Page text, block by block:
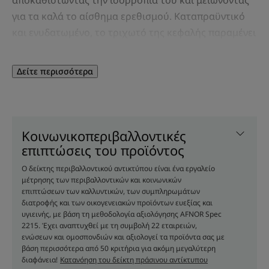
για τα καλά το αίσθημα ερεθισμού. Καταπραϋντικό
αυτός ο μη λιπαρός, μη κολλώδης ορός αφήνει τα
μαλλιά απαλά και λαμπερά με ένα ευχάριστο,
ως αγωγή 7 ημερών.
Πλεονέκτημα
Μια φυσικά σχεδιασμένη σωτήρια φροντίδα SOS* ο
Ορός χωρίς ξέπλυμα με εύκολο στη μεταφορά
φιαλίδιο εξασφαλίζει 24ωρη*** άνεση κάθε στιγμή
της ημέρας, χωρίς να βαραίνει τα μαλλιά.
Δείτε περισσότερα
Κοινωνικοπεριβαλλοντικές
επιπτώσεις του προϊόντος
Ο δείκτης περιβαλλοντικού αντικτύπου είναι ένα εργαλείο
μέτρησης των περιβαλλοντικών και κοινωνικών
επιπτώσεων των καλλυντικών, των συμπληρωμάτων
διατροφής και των οικογενειακών προϊόντων ευεξίας και
υγιεινής, με βάση τη μεθοδολογία αξιολόγησης AFNOR Spec
2215. Έχει αναπτυχθεί με τη συμβολή 22 εταιρειών,
ενώσεων και ομοσπονδιών και αξιολογεί τα προϊόντα σας με
βάση περισσότερα από 50 κριτήρια για ακόμη μεγαλύτερη
διαφάνεια! Κατανόηση του δείκτη πράσινου αντίκτυπου